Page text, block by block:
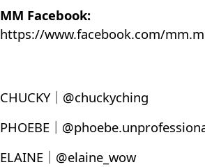
MM Facebook:
https://www.facebook.com/
CHUCKY｜@chuckyching
PHOEBE｜
ELAINE｜@elaine_wow